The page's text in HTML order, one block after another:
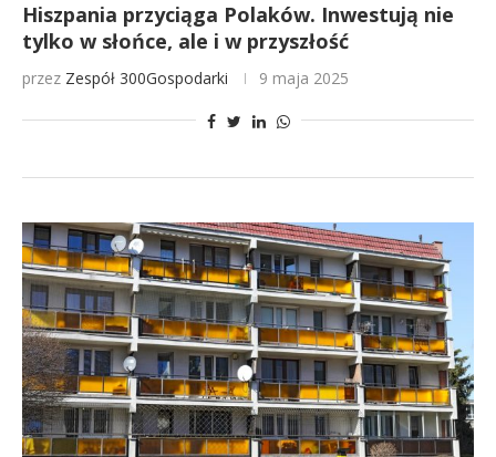
Hiszpania przyciąga Polaków. Inwestują nie
tylko w słońce, ale i w przyszłość
przez Zespół 300Gospodarki 9 maja 2025